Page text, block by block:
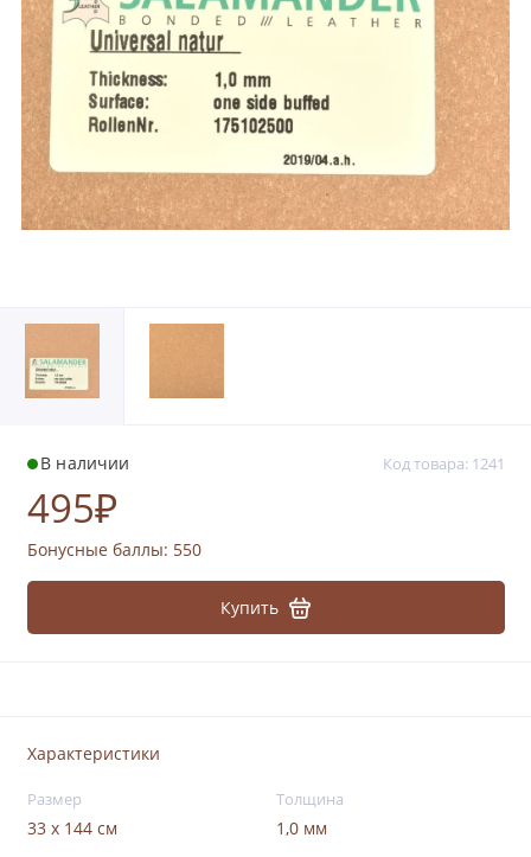
В наличии Код товара: 1241
495₽
Бонусные баллы: 550
Купить
Характеристики
Размер
33 х 144 см
Толщина
1,0 мм